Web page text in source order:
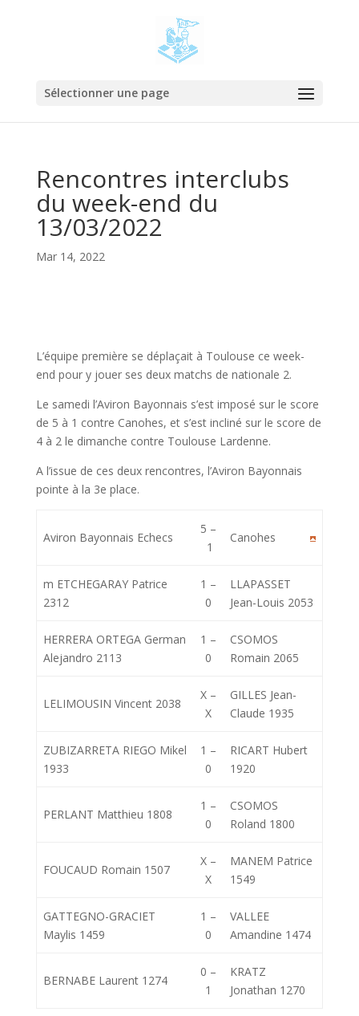
Sélectionner une page
Rencontres interclubs
du week-end du
13/03/2022
Mar 14, 2022
L’équipe première se déplaçait à Toulouse ce week-
end pour y jouer ses deux matchs de nationale 2.
Le samedi l’Aviron Bayonnais s’est imposé sur le score
de 5 à 1 contre Canohes, et s’est incliné sur le score de
4 à 2 le dimanche contre Toulouse Lardenne.
A l’issue de ces deux rencontres, l’Aviron Bayonnais
pointe à la 3e place.
Aviron Bayonnais Echecs
5 –
1
Canohes
m ETCHEGARAY Patrice
2312
1 –
0
LLAPASSET
Jean-Louis 2053
HERRERA ORTEGA German
Alejandro 2113
1 –
0
CSOMOS
Romain 2065
LELIMOUSIN Vincent 2038
X –
X
GILLES Jean-
Claude 1935
ZUBIZARRETA RIEGO Mikel
1933
1 –
0
RICART Hubert
1920
PERLANT Matthieu 1808
1 –
0
CSOMOS
Roland 1800
FOUCAUD Romain 1507
X –
X
MANEM Patrice
1549
GATTEGNO-GRACIET
Maylis 1459
1 –
0
VALLEE
Amandine 1474
BERNABE Laurent 1274
0 –
1
KRATZ
Jonathan 1270